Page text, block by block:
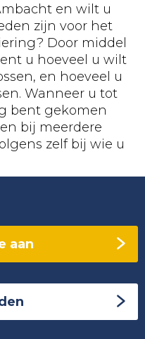
en wilt u
zijn voor het
Door middel
u hoeveel u wilt
en hoeveel u
Wanneer u tot
bent gekomen
bij meerdere
zelf bij wie u
aan